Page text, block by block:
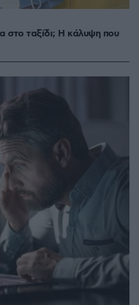
στο ταξίδι; Η κάλυψη που